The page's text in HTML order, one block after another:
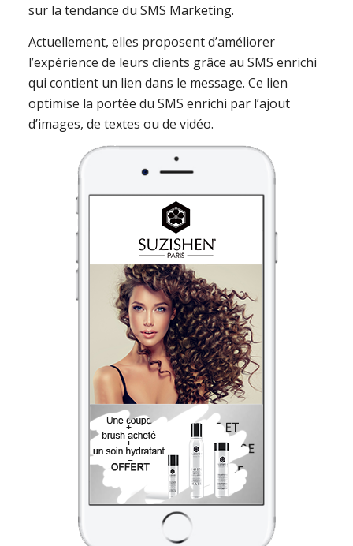
sur la tendance du SMS Marketing.
Actuellement, elles proposent d’améliorer
l’expérience de leurs clients grâce au SMS enrichi
qui contient un lien dans le message. Ce lien
optimise la portée du SMS enrichi par l’ajout
d’images, de textes ou de vidéo.